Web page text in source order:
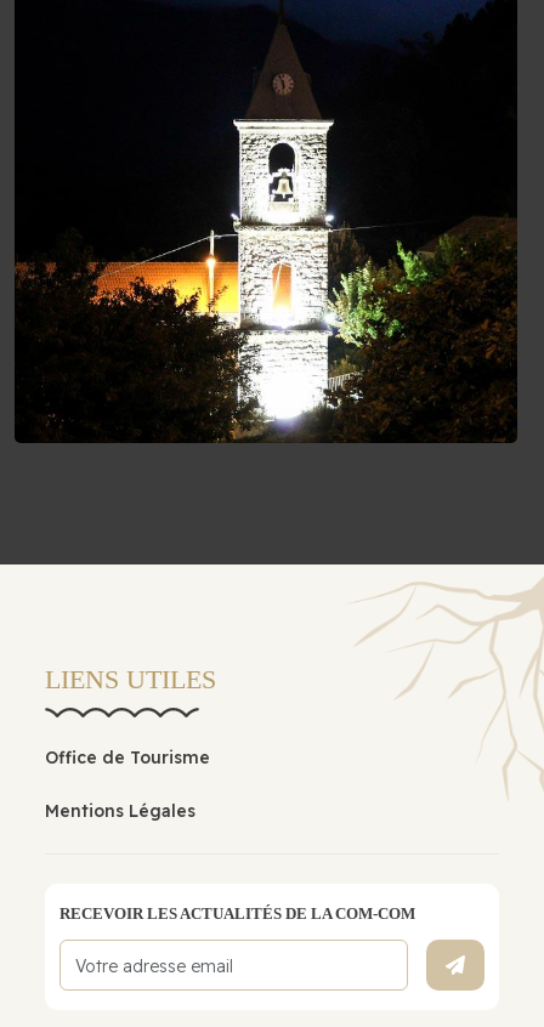
LIENS UTILES
Office de Tourisme
Mentions Légales
RECEVOIR LES ACTUALITÉS DE LA COM-COM